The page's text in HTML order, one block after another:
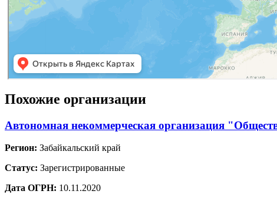
Похожие организации
Автономная некоммерческая организация
Регион: Забайкальский край
Статус: Зарегистрированные
Дата ОГРН: 10.11.2020